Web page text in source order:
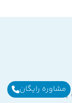
مشاوره رایگان